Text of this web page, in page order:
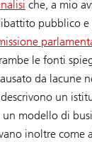
che, a mio
pubblico
le fonti
da lacune
un
modello di
inoltre come